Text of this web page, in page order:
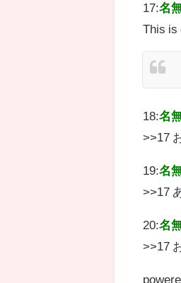
17:名
This is
18:名
>>17
19:名
>>17
20:名
>>17